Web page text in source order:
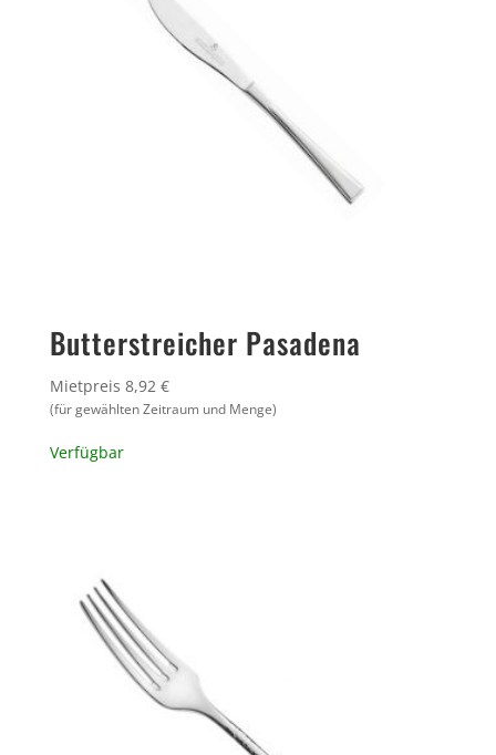
Butterstreicher Pasadena
Mietpreis 8,92 €
(für gewählten Zeitraum und Menge)
Verfügbar